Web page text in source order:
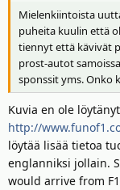
Mielenkiintoista
puheita kuulin että
tiennyt että kävivät
prost-autot
sponssit yms. Onko
Kuvia en ole
http://
löytää lisää tietoa
englanniksi jollain.
would arrive from